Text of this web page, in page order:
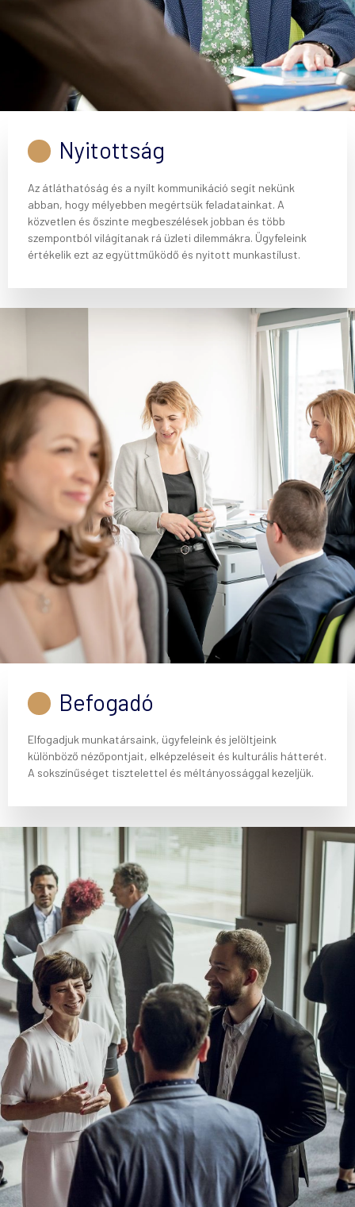
Nyitottság
Az átláthatóság és a nyílt kommunikáció segít nekünk
abban, hogy mélyebben megértsük feladatainkat. A
közvetlen és őszinte megbeszélések jobban és több
szempontból világítanak rá üzleti dilemmákra. Ügyfeleink
értékelik ezt az együttműködő és nyitott munkastílust.
Befogadó
Elfogadjuk munkatársaink, ügyfeleink és jelöltjeink
különböző nézőpontjait, elképzeléseit és kulturális hátterét.
A sokszínűséget tisztelettel és méltányossággal kezeljük.